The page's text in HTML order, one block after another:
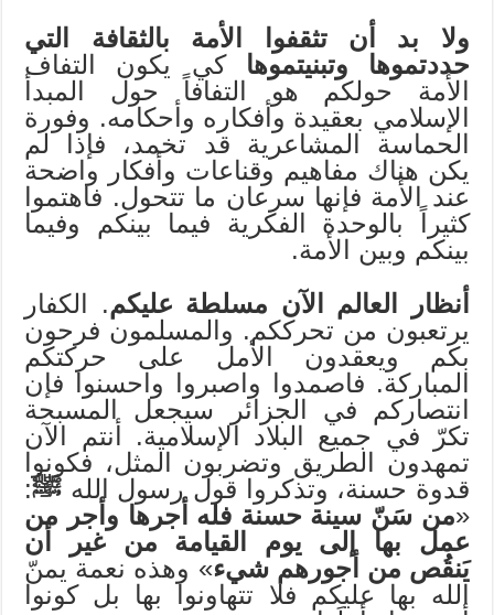
ولا بد أن تثقفوا الأمة بالثقافة التي
حددتموها وتبنيتموها كي يكون التفاف
الأمة حولكم هو التفافاً حول المبدأ
الإسلامي بعقيدة وأفكاره وأحكامه. وفورة
الحماسة المشاعرية قد تخمد، فإذا لم
يكن هناك مفاهيم وقناعات وأفكار واضحة
عند الأمة فإنها سرعان ما تتحول. فاهتموا
كثيراً بالوحدة الفكرية فيما بينكم وفيما
بينكم وبين الأمة.
أنظار العالم الآن مسلطة عليكم. الكفار
يرتعبون من تحرككم. والمسلمون فرحون
بكم ويعقدون الأمل على حركتكم
المباركة. فاصمدوا واصبروا واحسنوا فإن
انتصاركم في الجزائر سيجعل المسبحة
تكرّ في جميع البلاد الإسلامية. أنتم الآن
تمهدون الطريق وتضربون المثل، فكونوا
قدوة حسنة، وتذكروا قول رسول الله ﷺ:
«من سَنّ سينة حسنة فله أجرها وأجر من
عمل بها إلى يوم القيامة من غير أن
يَنقُص من أجورهم شيء» وهذه نعمة يمنّ
الله بها عليكم فلا تتهاونوا بها بل كونوا